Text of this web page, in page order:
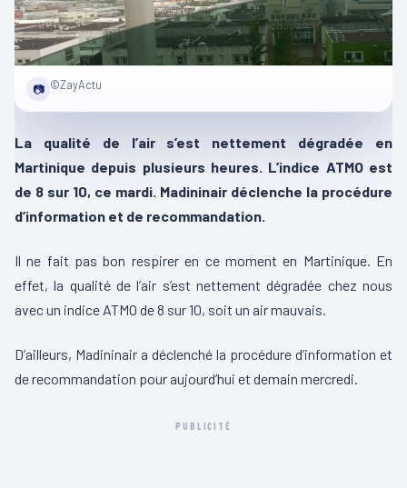
📷 ©ZayActu
La qualité de l’air s’est nettement dégradée en
Martinique depuis plusieurs heures. L’indice ATMO est
de 8 sur 10, ce mardi. Madininair déclenche la procédure
d’information et de recommandation.
Il ne fait pas bon respirer en ce moment en Martinique. En
effet, la qualité de l’air s’est nettement dégradée chez nous
avec un indice ATMO de 8 sur 10, soit un air mauvais.
D’ailleurs, Madininair a déclenché la procédure d’information et
de recommandation pour aujourd’hui et demain mercredi.
PUBLICITÉ